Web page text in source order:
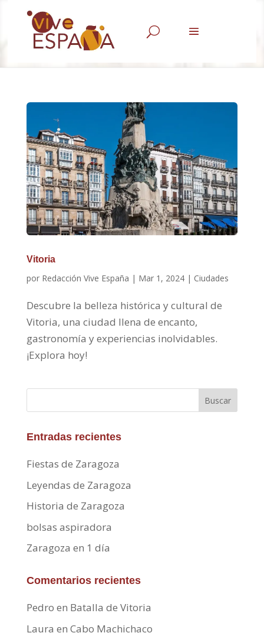
U
Vitoria
por Redacción Vive España | Mar 1, 2024| Ciudades
Descubre la belleza histórica y cultural de
Vitoria, una ciudad llena de encanto,
gastronomía y experiencias inolvidables.
¡Explora hoy!
Buscar
Entradas recientes
Fiestas de Zaragoza
Leyendas de Zaragoza
Historia de Zaragoza
bolsas aspiradora
Zaragoza en 1 día
Comentarios recientes
Pedro en Batalla de Vitoria
Laura en Cabo Machichaco